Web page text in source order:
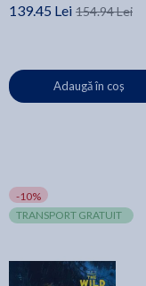
139.45 Lei 154.94 Lei
Adaugă în coș
-10%
TRANSPORT GRATUIT